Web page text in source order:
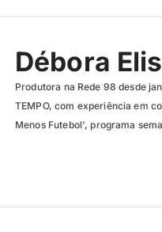
Débora
Produtora na Rede 98 desde
TEMPO, com experiência em
Menos Futebol', programa